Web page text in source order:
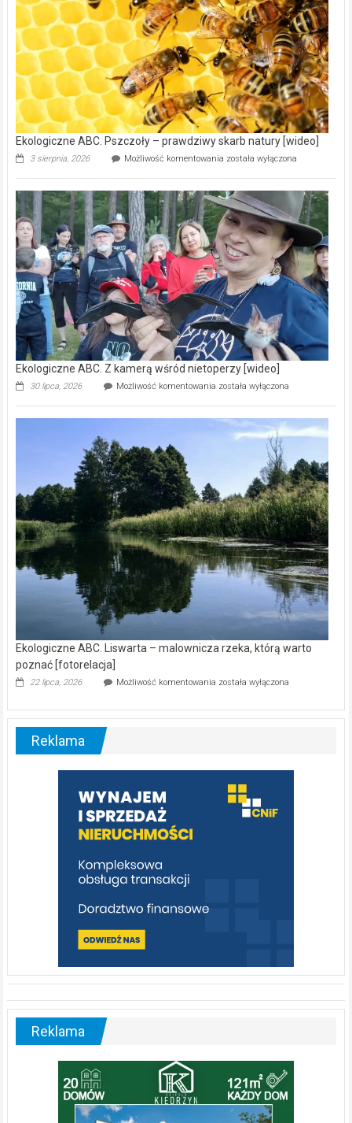
dofinansowaniem
ponad
15,6
mln
na
modernizację
oczyszczalni
ścieków
[wideo]
Ekologiczne ABC. Pszczoły – prawdziwy skarb natury [wideo]
3 sierpnia, 2026 Możliwość komentowania Ekologiczne
–
prawdziwy
skarb
natury
[wideo]
została wyłączona
Ekologiczne ABC. Z kamerą wśród nietoperzy [wideo]
30 lipca, 2026 Możliwość komentowania Ekologiczne
kamerą
wśród
została wyłączona
Ekologiczne ABC. Liswarta – malownicza rzeka, którą warto
poznać [fotorelacja]
22 lipca, 2026 Możliwość komentowania Ekologiczne
–
warto
poznać
[fotorelacja]
została wyłączona
Reklama
Reklama